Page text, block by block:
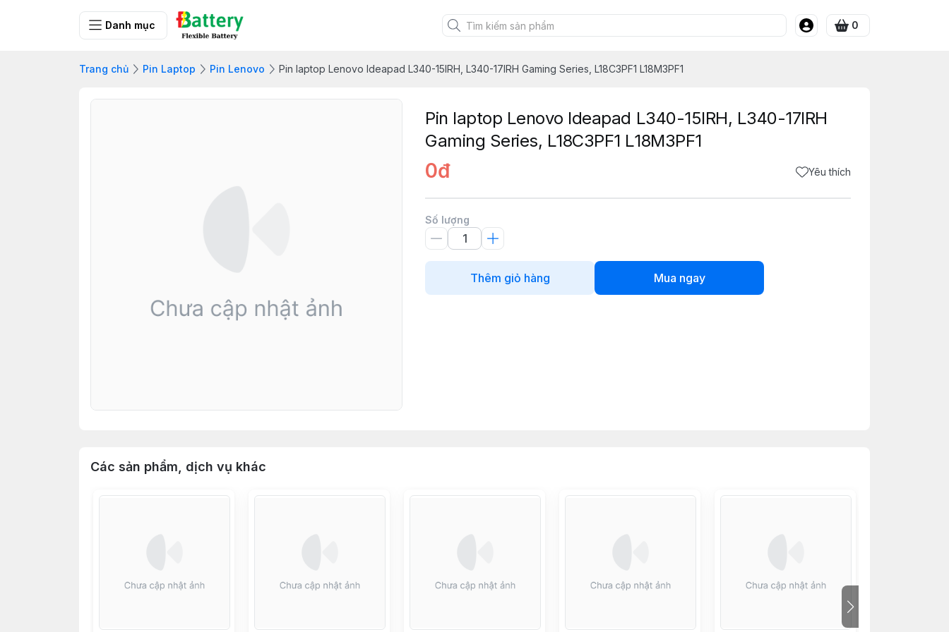
Danh mục 0
Trang chủ Pin Laptop Pin Lenovo Pin laptop Lenovo Ideapad L340-15IRH, L340-17IRH Gaming Series, L18C3PF1 L18M3PF1
Pin laptop Lenovo Ideapad L340-15IRH, L340-17IRH
Gaming Series, L18C3PF1 L18M3PF1
0đ Yêu thích
Số lượng
Thêm giỏ hàng Mua ngay
Các sản phẩm, dịch vụ khác